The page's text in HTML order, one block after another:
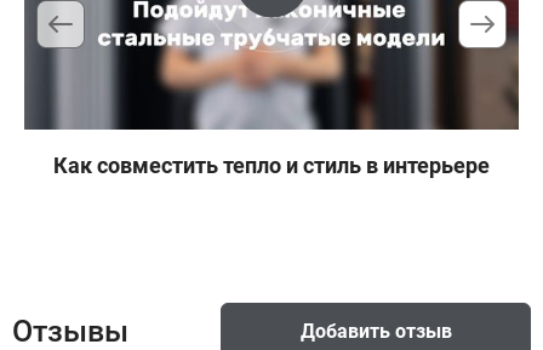
Как совместить тепло и стиль в интерьере
Отзывы Добавить отзыв